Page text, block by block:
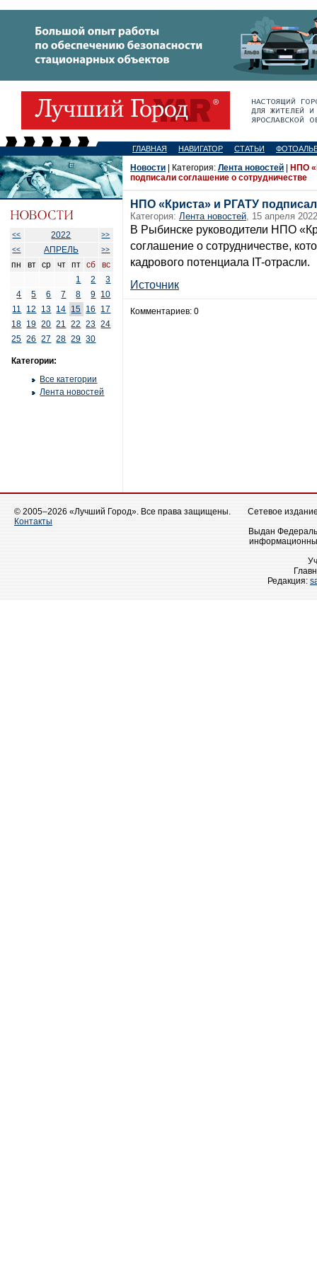
ГЛАВНАЯ НАВИГАТОР СТАТЬИ
<< 2022
>>
<<
АПРЕЛЬ >>
пн вт ср чт пт сб
вс
1
2
3
4
5 6 7 8 9 10
11
12 13 14 15 16
17
18 19 20 21 22 23 24
25 26 27 28 29 30
Категории:
Все категории
Лента новостей
Новости | Категория: Лента новостей
НПО
подписали соглашение о сотрудничестве
НПО «Криста» и РГАТУ
Категория: Лента новостей, 15 апреля
В Рыбинске руководители НПО
соглашение о сотрудничестве,
кадрового потенциала IT-отрасли.
Источник
Комментариев: 0
© 2005–2026 «Лучший Город». Все права защищены.
Контакты
Сетевое
Выдан
Редакция: